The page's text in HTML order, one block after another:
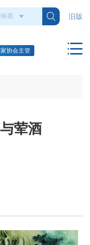
旧版
协会主管
荤酒